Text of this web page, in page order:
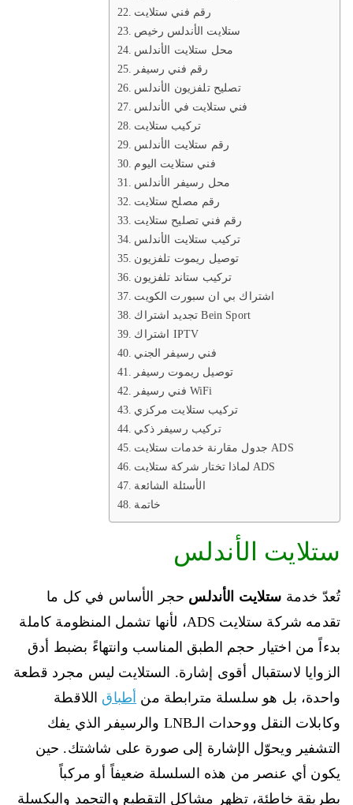
رقم فني ستلايت
ستلايت الأندلس رخيص
محل ستلايت الأندلس
رقم فني رسيفر
تصليح تلفزيون الأندلس
فني ستلايت في الأندلس
تركيب ستلايت
رقم ستلايت الأندلس
فني ستلايت اليوم
محل رسيفر الأندلس
رقم مصلح ستلايت
رقم فني تصليح ستلايت
تركيب ستلايت الأندلس
توصيل ريموت تلفزيون
تركيب ستاند تلفزيون
اشتراك بي ان سبورت الكويت
تجديد اشتراك Bein Sport
اشتراك IPTV
فني رسيفر الجني
توصيل ريموت رسيفر
فني رسيفر WiFi
تركيب ستلايت مركزي
تركيب رسيفر ذكي
جدول مقارنة خدمات ستلايت ADS
لماذا تختار شركة ستلايت ADS
الأسئلة الشائعة
خاتمة
ستلايت الأندلس
تُعدّ خدمة ستلايت الأندلس حجر الأساس في كل ما
تقدمه شركة ستلايت ADS، لأنها تشمل المنظومة كاملة
بدءاً من اختيار حجم الطبق المناسب وانتهاءً بضبط أدق
الزوايا لاستقبال أقوى إشارة. الستلايت ليس مجرد قطعة
واحدة، بل هو سلسلة مترابطة من أطباق اللاقطة
وكابلات النقل ووحدات الـLNB والرسيفر الذي يفك
التشفير ويحوّل الإشارة إلى صورة على شاشتك. حين
يكون أي عنصر من هذه السلسلة ضعيفاً أو مركباً
بطريقة خاطئة، تظهر مشاكل التقطيع والتجمد والبكسلة